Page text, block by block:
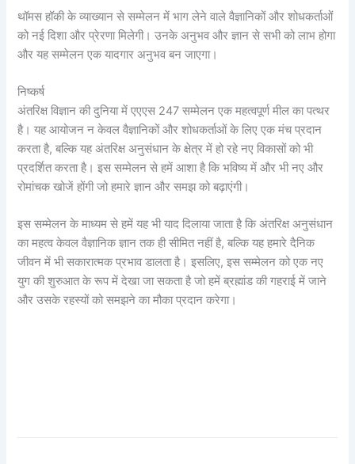
थॉमस हॉकी के व्याख्यान से सम्मेलन में भाग लेने वाले वैज्ञानिकों और शोधकर्ताओं
को नई दिशा और प्रेरणा मिलेगी। उनके अनुभव और ज्ञान से सभी को लाभ होगा
और यह सम्मेलन एक यादगार अनुभव बन जाएगा।
निष्कर्ष
अंतरिक्ष विज्ञान की दुनिया में एएएस 247 सम्मेलन एक महत्वपूर्ण मील का पत्थर
है। यह आयोजन न केवल वैज्ञानिकों और शोधकर्ताओं के लिए एक मंच प्रदान
करता है, बल्कि यह अंतरिक्ष अनुसंधान के क्षेत्र में हो रहे नए विकासों को भी
प्रदर्शित करता है। इस सम्मेलन से हमें आशा है कि भविष्य में और भी नए और
रोमांचक खोजें होंगी जो हमारे ज्ञान और समझ को बढ़ाएंगी।
इस सम्मेलन के माध्यम से हमें यह भी याद दिलाया जाता है कि अंतरिक्ष अनुसंधान
का महत्व केवल वैज्ञानिक ज्ञान तक ही सीमित नहीं है, बल्कि यह हमारे दैनिक
जीवन में भी सकारात्मक प्रभाव डालता है। इसलिए, इस सम्मेलन को एक नए
युग की शुरुआत के रूप में देखा जा सकता है जो हमें ब्रह्मांड की गहराई में जाने
और उसके रहस्यों को समझने का मौका प्रदान करेगा।